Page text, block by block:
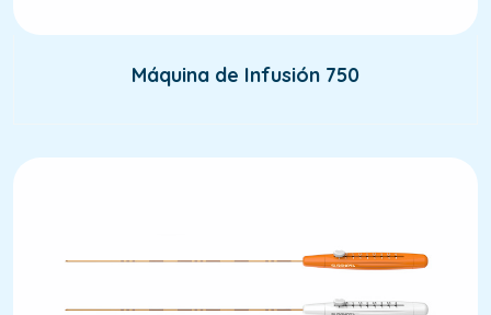
Máquina de Infusión 750